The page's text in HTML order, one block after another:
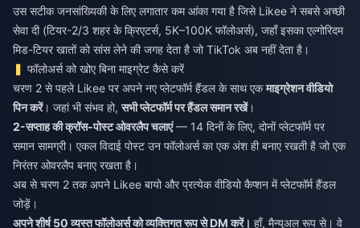
उस सटीक जनसांख्यिकी के लिए लगातार कम आंका गया है जिसे Likee ने सबसे अच्छी
सेवा दी (टियर-2/3 शहर के क्रिएटर्स, 5K–100K फॉलोअर्स), जहाँ इसका एल्गोरिदम
मिड-टियर खातों को सांस लेने की जगह देता है जो TikTok अब नहीं देता है।
फॉलोअर्स को खोए बिना माइग्रेट कैसे करें
चरण 2 से पहले Likee पर अपने नए प्लेटफॉर्म हैंडल के साथ एकमाइग्रेशन वीडियो
पिन करें। जहां भी संभव हो,सभी प्लेटफॉर्म पर हैंडल समान रखें।
2-सप्ताह की क्रॉस-पोस्ट ओवरलैप चलाएं— 14 दिनों के लिए, दोनों प्लेटफॉर्म पर
समान सामग्री। एकल विदाई पोस्ट उन फॉलोअर्स का एक अंश ही बनाए रखती है जो एक
निरंतर ओवरलैप बनाए रखता है।
अब से चरण 2 तक अपने Likee बायो और प्रत्येक वीडियो कैप्शन में प्लेटफॉर्म हैंडल
जोड़ें।
अपने शीर्ष 50 व्यस्त फॉलोअर्स को व्यक्तिगत रूप से DM करें। हाँ, मैन्युअल रूप से। वे